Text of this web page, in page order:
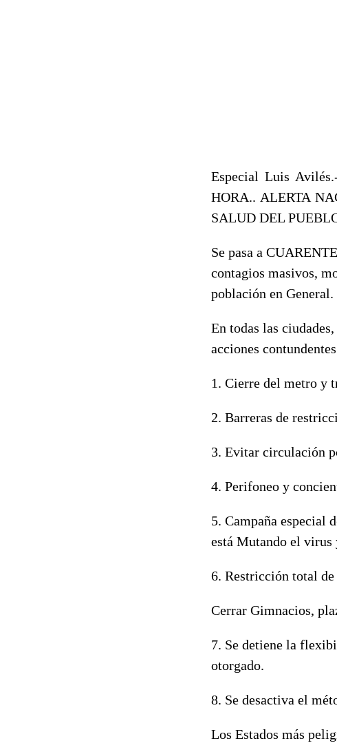
Especial Luis
HORA.. ALERTA
SALUD DEL
Se pasa a
contagios masivos,
población en General.
En todas las
acciones
1. Cierre del metro y
2. Barreras de
3. Evitar circulación
4. Perifoneo y
5. Campaña especial
está Mutando el virus
6. Restricción total
Cerrar Gimnacios,
7. Se detiene la
otorgado.
8. Se desactiva el
Los Estados más